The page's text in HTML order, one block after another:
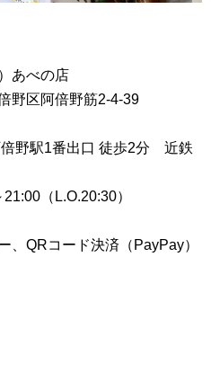
あべの店
区阿倍野筋2-4-39
野駅1番出口 徒歩2分 近鉄
（L.O.20:30）
、QRコード決済（PayPay）